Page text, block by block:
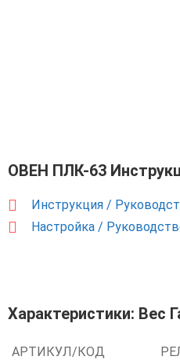
ОВЕН ПЛК-63
Инструкция /
Настройка /
Характеристики: Вес
АРТИКУЛ/КОД